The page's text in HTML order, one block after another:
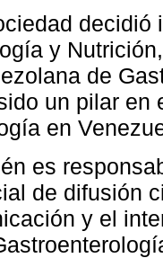
y
de
un pilar en
en
es
de difusión
y el